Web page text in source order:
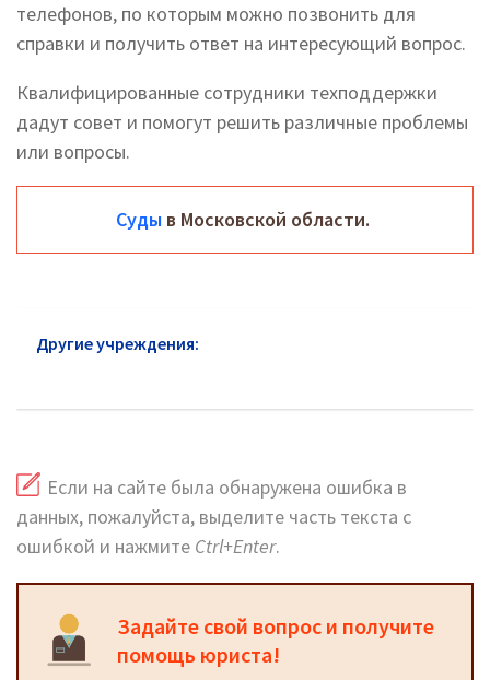
телефонов, по которым можно позвонить для
справки и получить ответ на интересующий вопрос.
Квалифицированные сотрудники техподдержки
дадут совет и помогут решить различные проблемы
или вопросы.
Суды в Московской области.
Другие учреждения:
Если на сайте была обнаружена ошибка в
данных, пожалуйста, выделите часть текста с
ошибкой и нажмите Ctrl+Enter.
Задайте свой вопрос и получите
помощь юриста!